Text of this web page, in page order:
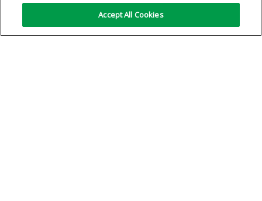
Pas d'autre résultat
Accept All Cookies